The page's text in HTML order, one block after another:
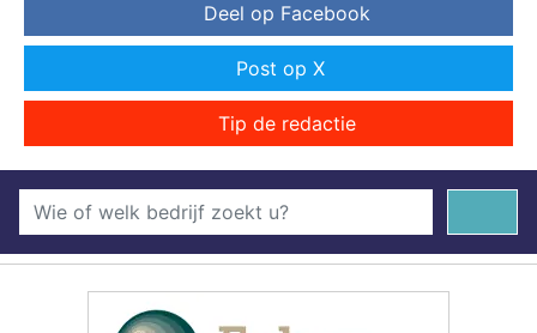
Deel op Facebook
Post op X
Tip de redactie